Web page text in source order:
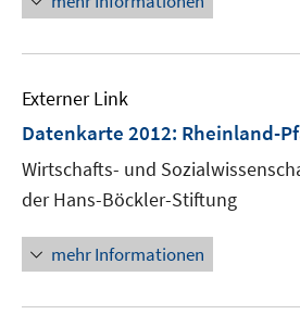
Externer Link
Datenkarte 2012: Rheinland-
Wirtschafts- und
der Hans-Böckler-Stiftung
mehr Informationen